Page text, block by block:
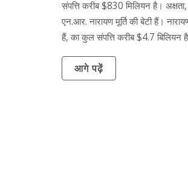
संपत्ति करीब $830 मिलियन है।
एन.आर. नारायण मूर्ति की बेटी हैं।
हैं, का कुल संपत्ति करीब $4.7 बिलियन
आगे पढ़ें